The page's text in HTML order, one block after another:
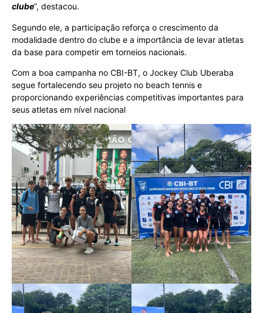
clube”, destacou.
Segundo ele, a participação reforça o crescimento da
modalidade dentro do clube e a importância de levar atletas
da base para competir em torneios nacionais.
Com a boa campanha no CBI-BT, o Jockey Club Uberaba
segue fortalecendo seu projeto no beach tennis e
proporcionando experiências competitivas importantes para
seus atletas em nível nacional